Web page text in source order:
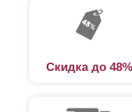
Скидка до 48%